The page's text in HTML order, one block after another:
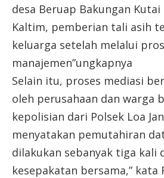
desa Beruap Bakungan
Kaltim, pemberian tali asih
keluarga setelah melalui
manajemen”ungkapnya
Selain itu, proses mediasi
oleh perusahaan dan warga
kepolisian dari Polsek Loa
menyatakan pemutahiran
dilakukan sebanyak tiga kali
kesepakatan bersama,” kata